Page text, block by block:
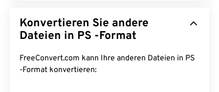
Konvertieren Sie andere
Dateien in PS -Format
FreeConvert.com kann Ihre anderen Dateien in PS
-Format konvertieren: